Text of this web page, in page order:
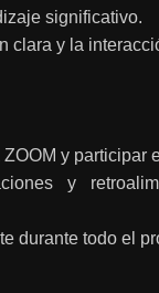
significativo.
clara y la
y participar
y
durante todo el